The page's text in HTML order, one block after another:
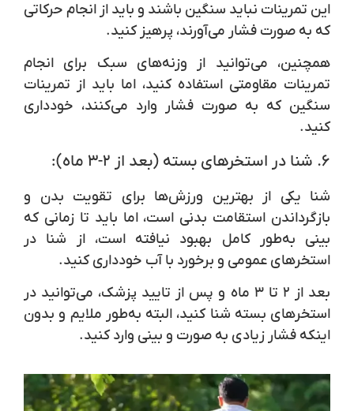
این تمرینات نباید سنگین باشند و باید از انجام حرکاتی
که به صورت فشار می‌آورند، پرهیز کنید.
همچنین، می‌توانید از وزنه‌های سبک برای انجام
تمرینات مقاومتی استفاده کنید، اما باید از تمرینات
سنگین که به صورت فشار وارد می‌کنند، خودداری
کنید.
۶. شنا در استخرهای بسته (بعد از ۲-۳ ماه):
شنا یکی از بهترین ورزش‌ها برای تقویت بدن و
بازگرداندن استقامت بدنی است، اما باید تا زمانی که
بینی به‌طور کامل بهبود نیافته است، از شنا در
استخرهای عمومی و برخورد با آب خودداری کنید.
بعد از ۲ تا ۳ ماه و پس از تایید پزشک، می‌توانید در
استخرهای بسته شنا کنید، البته به‌طور ملایم و بدون
اینکه فشار زیادی به صورت و بینی وارد کنید.